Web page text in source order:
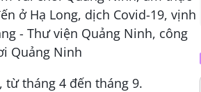
tháng 4 đến tháng 9.